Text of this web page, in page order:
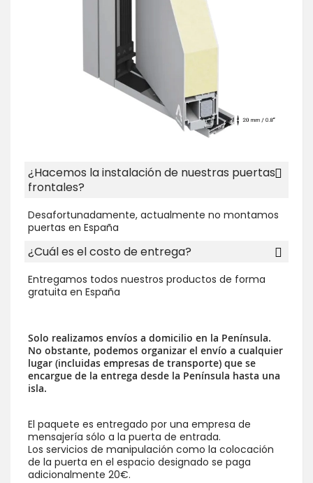
¿Hacemos la instalación de nuestras puertas
frontales?
Desafortunadamente, actualmente no montamos
puertas en España
¿Cuál es el costo de entrega?
Entregamos todos nuestros productos de forma
gratuita en España
Solo realizamos envíos a domicilio en la Península.
No obstante, podemos organizar el envío a cualquier
lugar (incluidas empresas de transporte) que se
encargue de la entrega desde la Península hasta una
isla.
El paquete es entregado por una empresa de
mensajería sólo a la puerta de entrada.
Los servicios de manipulación como la colocación
de la puerta en el espacio designado se paga
adicionalmente 20€.